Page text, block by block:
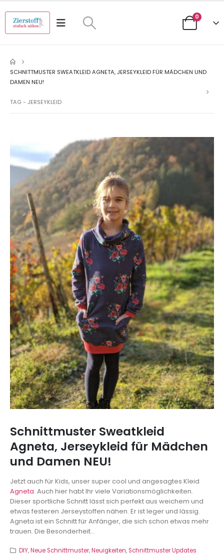
0
SCHNITTMUSTER SWEATKLEID AGNETA, JERSEYKLEID FÜR MÄDCHEN UND
DAMEN NEU!
TAG - JERSEYKLEID
Schnittmuster Sweatkleid
Agneta, Jerseykleid für Mädchen
und Damen NEU!
Jetzt auch für Kids, unser super cool und angesagtes Kleid
Agneta. Auch hier habt Ihr viele Variationsmöglichkeiten.
Dieser sportliche Schnitt lässt sich perfekt aus weichem und
etwas festeren Jerseystoffen nähen. Er ist leger und lässig.
Agneta ist ein Schnitt für Anfänger, die sich schon etwas mehr
trauen. Die Besonderheit...
DIY,Neue Schnittmuster,Neuigkeiten,Schnittmuster Updates